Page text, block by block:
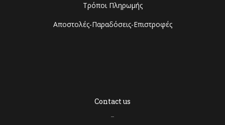
Τρόποι Πληρωμής
Αποστολές-Παραδόσεις-Επιστροφές
Contact us
–